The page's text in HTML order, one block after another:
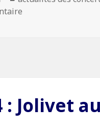
: Jolivet